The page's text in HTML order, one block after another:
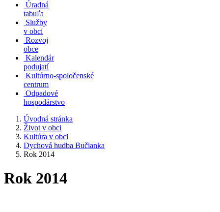
Úradná
tabuľa
Služby
v obci
Rozvoj
obce
Kalendár
podujatí
Kultúrno-spoločenské
centrum
Odpadové
hospodárstvo
Úvodná stránka
Život v obci
Kultúra v obci
Dychová hudba Bučianka
Rok 2014
Rok 2014